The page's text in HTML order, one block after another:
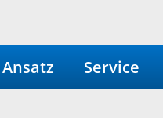
Service